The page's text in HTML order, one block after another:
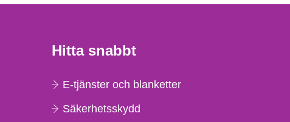
Hitta snabbt
E-tjänster och blanketter
Säkerhetsskydd